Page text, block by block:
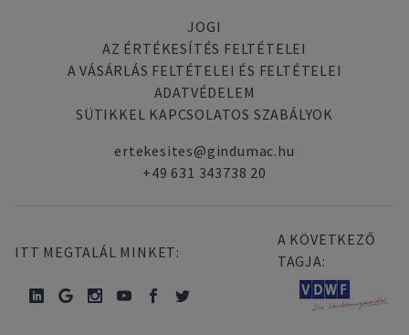
JOGI
AZ ÉRTÉKESÍTÉS FELTÉTELEI
A VÁSÁRLÁS FELTÉTELEI ÉS FELTÉTELEI
ADATVÉDELEM
SÜTIKKEL KAPCSOLATOS SZABÁLYOK
ertekesites@gindumac.hu
+49 631 343738 20
ITT MEGTALÁL MINKET:
A KÖVETKEZŐ
TAGJA: